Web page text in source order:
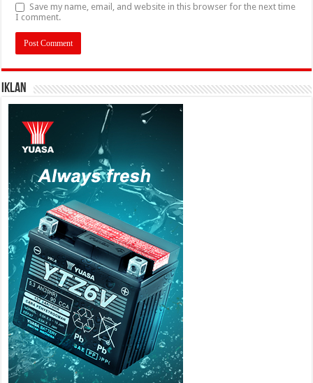
Save my name, email, and website in this browser for the next time
I comment.
IKLAN